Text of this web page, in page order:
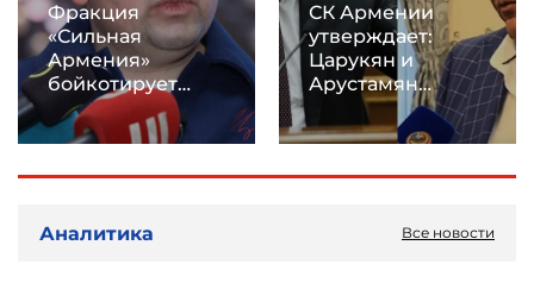
Фракция
«Сильная
Армения»
бойкотирует
заседание
парламента ради
Католикоса
СК Армении
утверждает:
Царукян и
Арустамян
незаконно
завладели долей
Аналитика Все новости